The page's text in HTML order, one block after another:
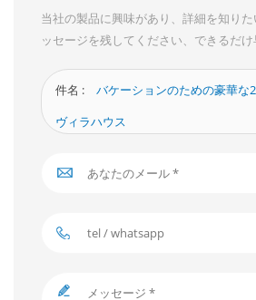
当社の製品に興味があり、詳細を知り
ッセージを残してください、できるだけ
件名 :
バケーションのための豪華な
ヴィラハウス